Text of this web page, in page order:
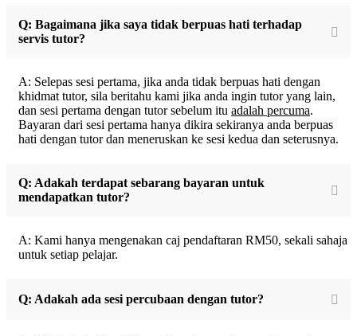
Q: Bagaimana jika saya tidak berpuas hati terhadap
servis tutor?
A: Selepas sesi pertama, jika anda tidak berpuas hati dengan
khidmat tutor, sila beritahu kami jika anda ingin tutor yang lain,
dan sesi pertama dengan tutor sebelum itu adalah percuma.
Bayaran dari sesi pertama hanya dikira sekiranya anda berpuas
hati dengan tutor dan meneruskan ke sesi kedua dan seterusnya.
Q: Adakah terdapat sebarang bayaran untuk
mendapatkan tutor?
A: Kami hanya mengenakan caj pendaftaran RM50, sekali sahaja
untuk setiap pelajar.
Q: Adakah ada sesi percubaan dengan tutor?